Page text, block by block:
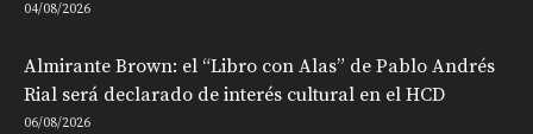
04/08/2026
Almirante Brown: el “Libro con Alas” de Pablo Andrés
Rial será declarado de interés cultural en el HCD
06/08/2026